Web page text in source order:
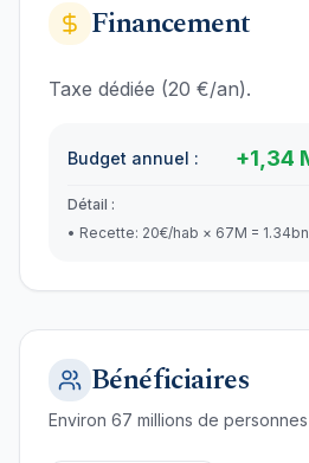
Financement
Taxe dédiée (20 €/an).
Budget annuel : +1,34
Détail :
• Recette: 20€/hab × 67M = 1.34bn
Bénéficiaires
Environ 67 millions de